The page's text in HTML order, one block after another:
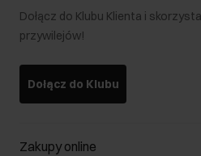
Dołącz do Klubu Klienta i
przywilejów!
Dołącz do Klubu
Zakupy online